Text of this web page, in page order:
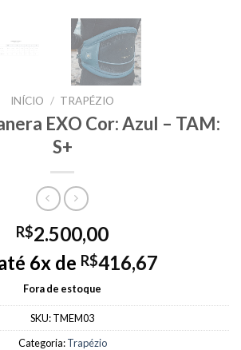
INÍCIO / TRAPÉZIO
EXO Cor: Azul – TAM:
S+
R$2.500,00
6x de R$416,67
Fora de estoque
SKU:TMEM03
Categoria:Trapézio